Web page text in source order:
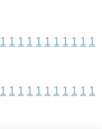
1 1 1 1 1 1 1 1 1 1 1
1 1 1 1 1 1 1 1 1 1 1